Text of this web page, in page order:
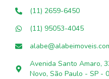
(11) 2659-6450
(11) 95053-4045
Avenida Santo Amaro,
Novo, São Paulo - SP -